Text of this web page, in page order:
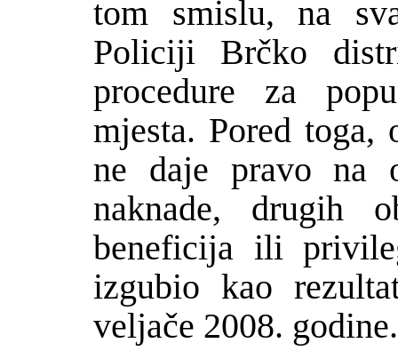
tom smislu, na
Policiji Brčko
procedure za
mjesta. Pored
ne daje pravo na
naknade, drugih
beneficija ili
izgubio kao
veljače 2008. godine.